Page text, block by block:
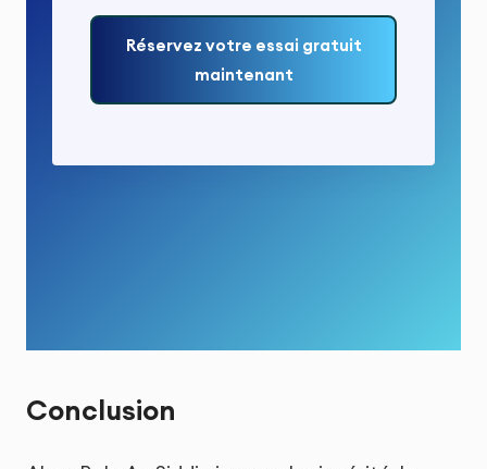
Réservez votre essai gratuit
maintenant
Conclusion